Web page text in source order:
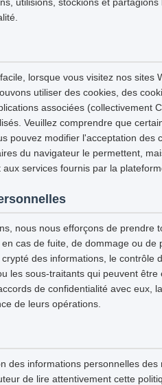
lorsque vous visitez nos sites
utiliser des cookies, des
associées (collectivement
Veuillez comprendre que
pouvez modifier l'acceptation des
du navigateur le permettent,
services fournis par la
nous nous efforçons de prendre
cas de fuite, de dommage ou
des informations, le contrôle
les sous-traitants qui peuvent
de confidentialité avec eux,
de leurs opérations.
des informations personnelles des
de lire attentivement cette